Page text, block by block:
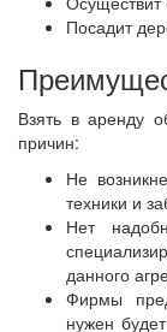
Посадит
Взять в аренду
причин:
Не
техники и
Нет
данного
Фирмы
нужен